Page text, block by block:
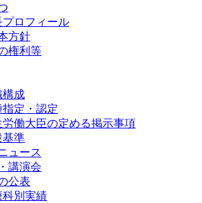
プロフィール
方針
権利等
構成
指定・認定
労働大臣の定める掲示事項
基準
ュース
講演会
公表
科別実績